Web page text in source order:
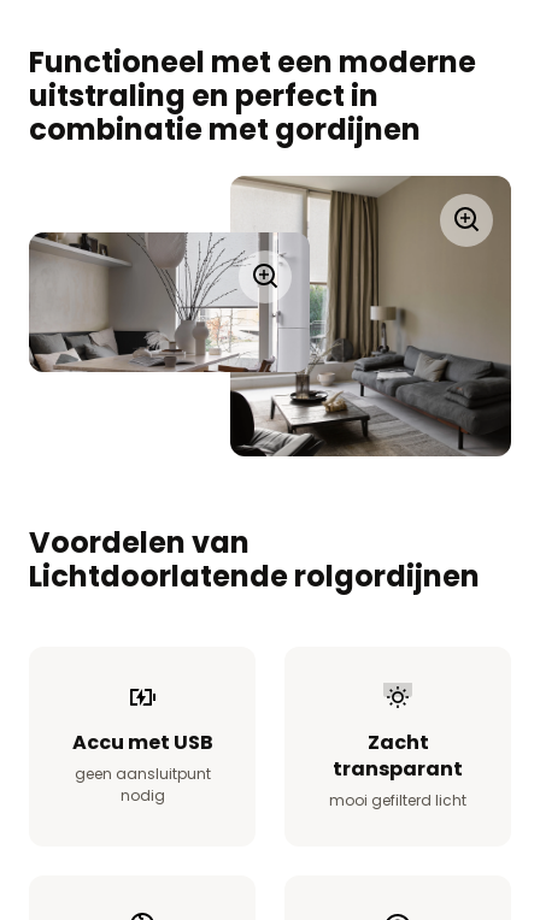
Functioneel met een moderne
uitstraling en perfect in
combinatie met gordijnen
Voordelen van
Lichtdoorlatende rolgordijnen
Accu met USB
geen aansluitpunt
nodig
Zacht
transparant
mooi gefilterd licht